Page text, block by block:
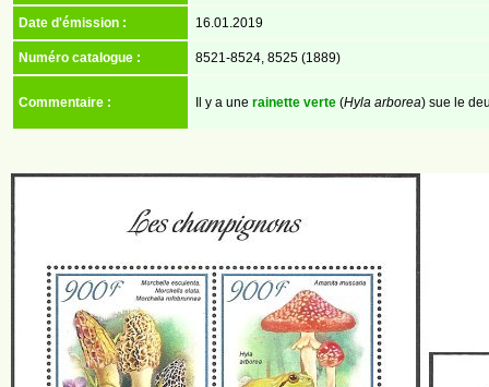
Date d'émission : 16.01.2019
Numéro catalogue : 8521-8524, 8525 (1889)
Commentaire : Il y a une rainette verte (Hyla arborea) sue le